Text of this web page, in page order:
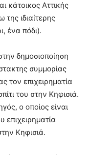
κάτοικος Αττικής
ιδιαίτερης
ένα πόδι).
δημοσιοποίηση
συμμορίας
τον επιχειρηματία
του στην Κηφισιά.
ο οποίος είναι
επιχειρηματία
Κηφισιά.